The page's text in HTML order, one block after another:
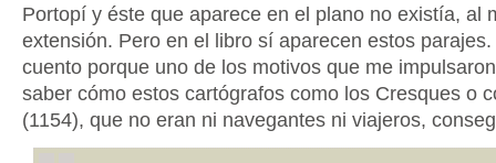
Portopí y éste que aparece en el plano no existía, al
extensión. Pero en el libro sí aparecen estos
cuento porque uno de los motivos que me
saber cómo estos cartógrafos como los Cresques o
(1154), que no eran ni navegantes ni viajeros,